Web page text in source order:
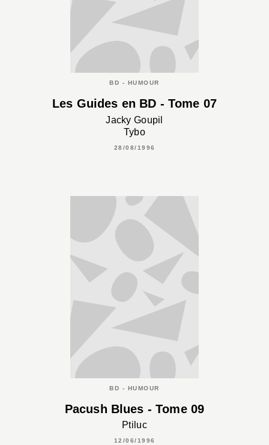
BD - HUMOUR
Les Guides en BD - Tome 07
Jacky Goupil
Tybo
28/08/1996
BD - HUMOUR
Pacush Blues - Tome 09
Ptiluc
12/06/1996